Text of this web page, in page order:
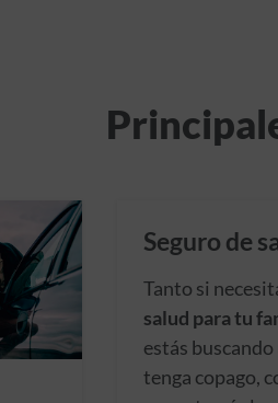
Seguro de
Tanto si
salud para tu
estás
tenga copago,